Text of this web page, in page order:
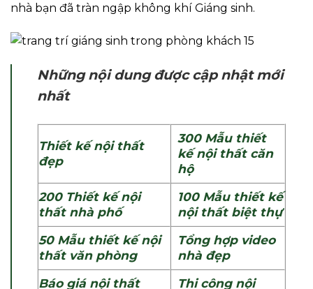
nhà bạn đã tràn ngập không khí Giáng sinh.
Những nội dung được cập nhật mới
nhất
Thiết kế nội thất
đẹp
300 Mẫu thiết
kế nội thất căn
hộ
200 Thiết kế nội
thất nhà phố
100 Mẫu thiết kế
nội thất biệt thự
50 Mẫu thiết kế nội
thất văn phòng
Tổng hợp video
nhà đẹp
Báo giá nội thất
Thi công nội